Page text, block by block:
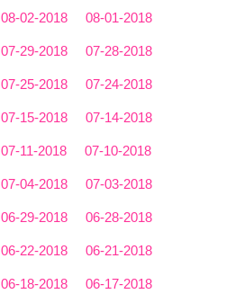
08-02-2018 08-01-2018
07-29-2018 07-28-2018
07-25-2018 07-24-2018
07-15-2018 07-14-2018
07-11-2018 07-10-2018
07-04-2018 07-03-2018
06-29-2018 06-28-2018
06-22-2018 06-21-2018
06-18-2018 06-17-2018